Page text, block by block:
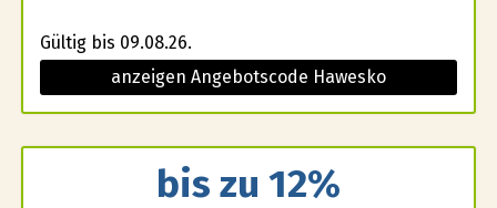
Gültig bis 09.08.26.
anzeigen Angebotscode Hawesko
bis zu 12%